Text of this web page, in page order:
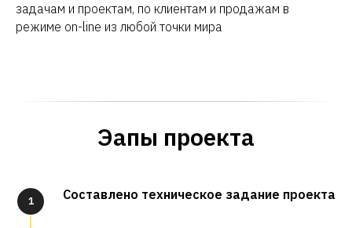
задачам и проектам, по клиентам и продажам в
режиме on-line из любой точки мира
Эапы проекта
1 Составлено техническое задание проекта